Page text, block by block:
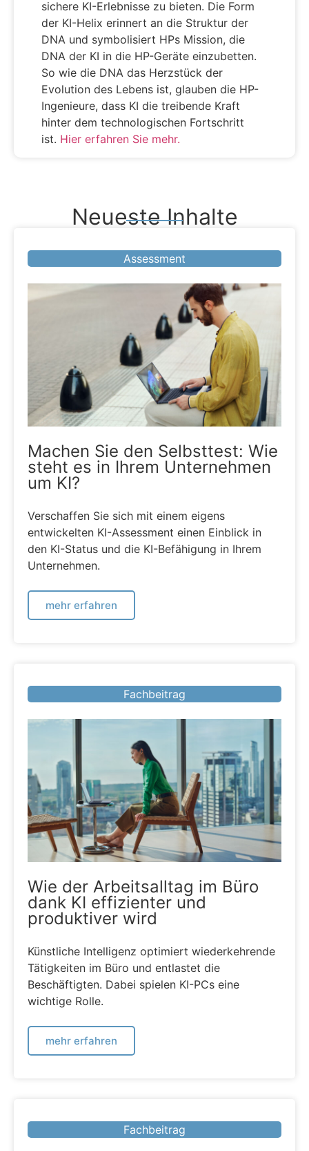
sichere KI-Erlebnisse zu bieten. Die Form
der KI-Helix erinnert an die Struktur der
DNA und symbolisiert HPs Mission, die
DNA der KI in die HP-Geräte einzubetten.
So wie die DNA das Herzstück der
Evolution des Lebens ist, glauben die HP-
Ingenieure, dass KI die treibende Kraft
hinter dem technologischen Fortschritt
ist. Hier erfahren Sie mehr.
Neueste Inhalte
Assessment
Machen Sie den Selbsttest: Wie
steht es in Ihrem Unternehmen
um KI?
Verschaffen Sie sich mit einem eigens
entwickelten KI-Assessment einen Einblick in
den KI-Status und die KI-Befähigung in Ihrem
Unternehmen.
mehr erfahren
Fachbeitrag
Wie der Arbeitsalltag im Büro
dank KI effizienter und
produktiver wird
Künstliche Intelligenz optimiert wiederkehrende
Tätigkeiten im Büro und entlastet die
Beschäftigten. Dabei spielen KI-PCs eine
wichtige Rolle.
mehr erfahren
Fachbeitrag